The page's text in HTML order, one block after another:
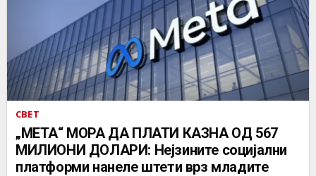
СВЕТ
„МЕТА“ МОРА ДА ПЛАТИ КАЗНА ОД 567
МИЛИОНИ ДОЛАРИ: Нејзините социјални
платформи нанеле штети врз младите